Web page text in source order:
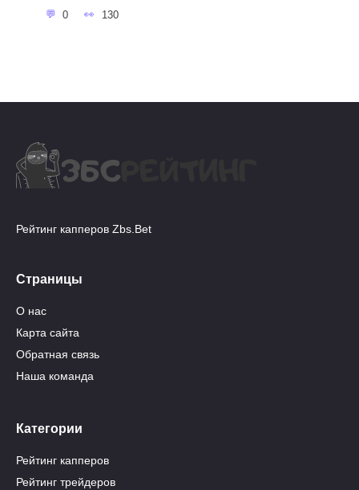
0 130
Рейтинг капперов Zbs.Bet
Страницы
О нас
Карта сайта
Обратная связь
Наша команда
Категории
Рейтинг капперов
Рейтинг трейдеров